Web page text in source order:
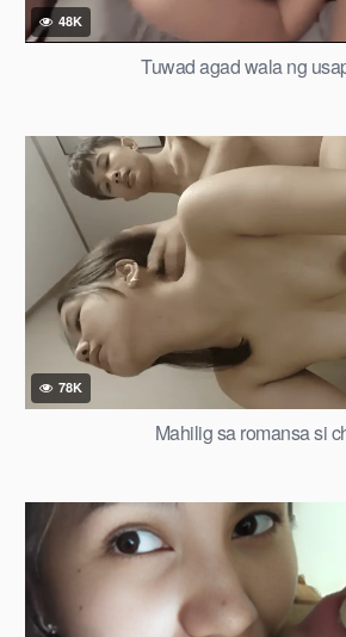
48K
Tuwad agad wala ng
78K
Mahilig sa romansa si